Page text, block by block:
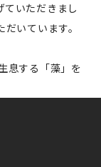
いただきまし
いています。
息する「藻」を